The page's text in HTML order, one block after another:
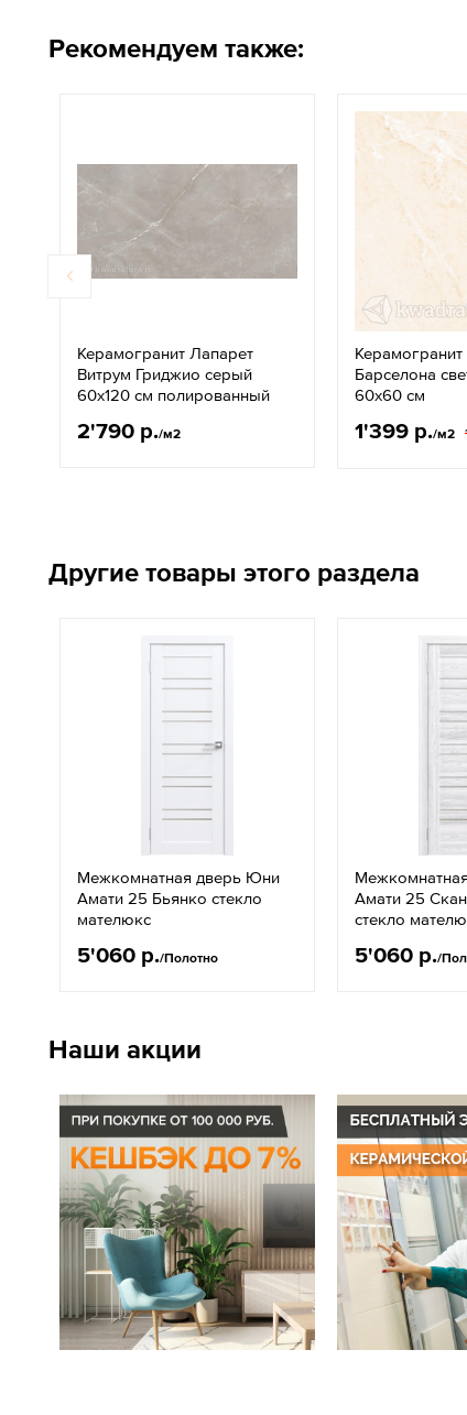
Рекомендуем также:
Керамогранит Лапарет
Витрум Гриджио серый
60x120 см полированный
2'790 р./м2
Керамогранит
Барселона
60х60 см
1'399 р./м2
Другие товары этого раздела
Межкомнатная дверь Юни
Амати 25 Бьянко стекло
мателюкс
5'060 р./Полотно
Амати 25
стекло
5'060 р./
Наши акции